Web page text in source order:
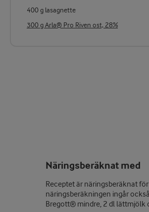
400 g lasagnette
300 g Arla® Pro Riven ost, 28%
Näringsberäknat med
Receptet är näringsberäknat för
näringsberäkningen ingår
Bregott® mindre, 2 dl lättmjölk